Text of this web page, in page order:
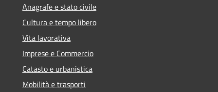
Anagrafe e stato civile
Cultura e tempo libero
Vita lavorativa
Imprese e Commercio
Catasto e urbanistica
Mobilità e trasporti